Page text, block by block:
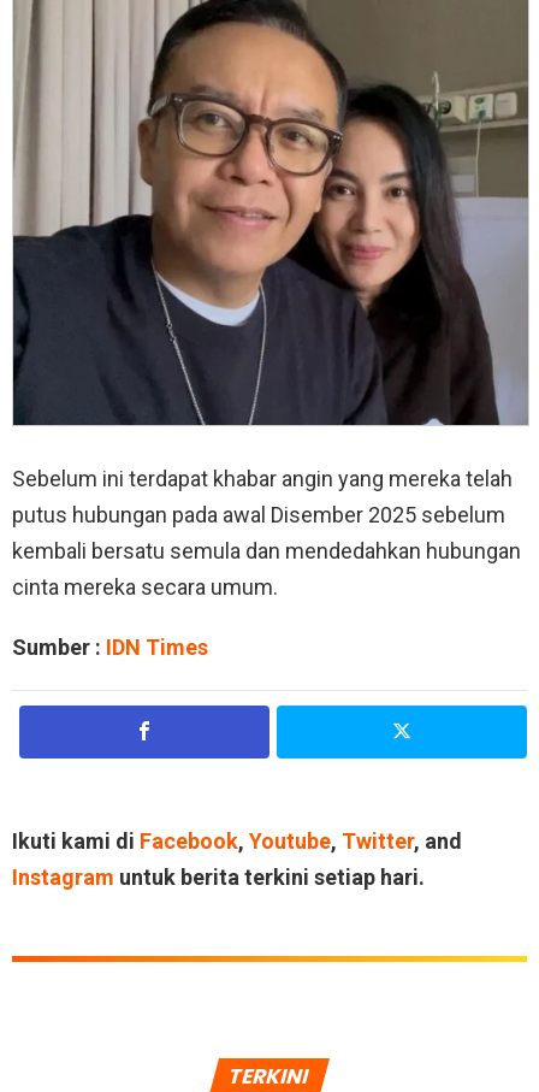
Sebelum ini terdapat khabar angin yang mereka telah
putus hubungan pada awal Disember 2025 sebelum
kembali bersatu semula dan mendedahkan hubungan
cinta mereka secara umum.
Sumber : IDN Times
Ikuti kami di Facebook, Youtube, Twitter, and
Instagram untuk berita terkini setiap hari.
TERKINI